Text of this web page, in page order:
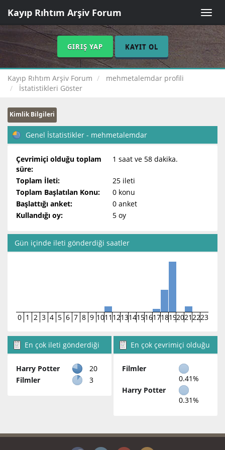
Toggle
Kayıp Rıhtım Arşiv Forum
GIRIŞ YAP KAYIT OL
Kayıp Rıhtım Arşiv Forum
mehmetalemdar profili
İstatistikleri Göster
Kimlik Bilgileri
Genel İstatistikler - mehmetalemdar
Çevrimiçi olduğu toplam
süre:
1 saat ve 58 dakika.
Toplam İleti:
25 ileti
Toplam Başlatılan Konu:
0 konu
Başlattığı anket:
0 anket
Kullandığı oy:
5 oy
Gün içinde ileti gönderdiği saatler
0 1 2 3 4 5 6 7 8 9 1011 12131415161718192021 2223
En çok ileti gönderdiği
Harry Potter
20
Filmler
3
En çok çevrimiçi olduğu
Filmler
0.41%
Harry Potter
0.31%